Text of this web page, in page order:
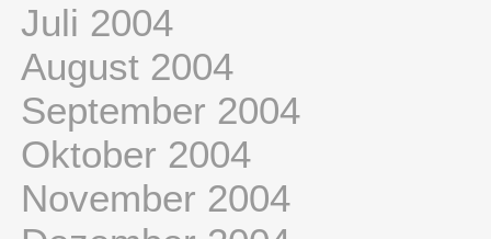
Juli 2004
August 2004
September 2004
Oktober 2004
November 2004